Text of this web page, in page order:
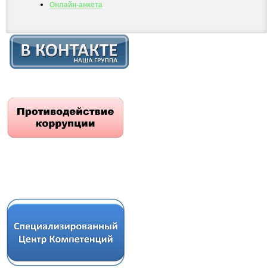
Онлайн-анкета